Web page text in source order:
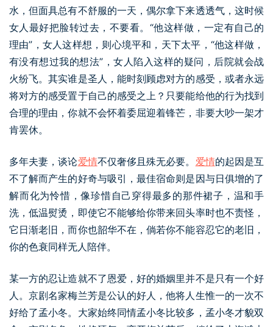
水，但面具总有不舒服的一天，偶尔拿下来透透气，这时候
女人最好把脸转过去，不要看。“他这样做，一定有自己的
理由”，女人这样想，则心境平和，天下太平，“他这样做，
有没有想过我的想法”，女人陷入这样的疑问，后院就会战
火纷飞。其实谁是圣人，能时刻顾虑对方的感受，或者永远
将对方的感受置于自己的感受之上？只要能给他的行为找到
合理的理由，你就不会怀着委屈迎着锋芒，非要大吵一架才
肯罢休。
多年夫妻，谈论爱情不仅奢侈且殊无必要。 爱情的起因是互
不了解而产生的好奇与吸引，最佳宿命则是因与日俱增的了
解而化为怜惜，像珍惜自己穿得最多的那件裙子，温和手
洗，低温熨烫，即使它不能够给你带来回头率时也不责怪，
它日渐老旧，而你也韶华不在，倘若你不能容忍它的老旧，
你的色衰同样无人陪伴。
某一方的忍让造就不了恩爱，好的婚姻里并不是只有一个好
人。京剧名家梅兰芳是公认的好人，他将人生惟一的一次不
好给了孟小冬。大家始终同情孟小冬比较多，孟小冬才貌双